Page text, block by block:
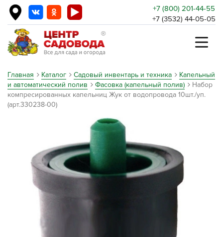
+7 (800) 201-44-55
+7 (3532) 44-05-05
Главная Каталог Садовый инвентарь и техника
Капельный
и автоматический полив
Фасовка (капельный полив)
Набор
компресированных капельниц Жук от водопровода 10шт./уп.
(арт.330238-00)